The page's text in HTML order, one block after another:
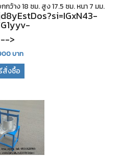
ว้าง 18 ซม. สูง 17.5 ซม. หนา 7 มม.
-->
บาท
สั่งซื้อ